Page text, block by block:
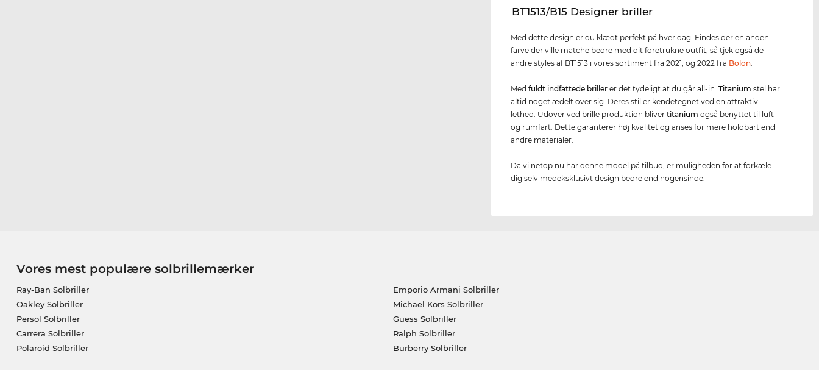
‌BT1513/B15 Designer briller
Med dette design er du klædt perfekt på hver dag. Findes der en anden
farve der ville matche bedre med dit foretrukne outfit, så tjek også de
andre styles af BT1513 i vores sortiment fra 2021, og 2022 fra Bolon
Medfuldt indfattede briller er det tydeligt at du går all-in.Titanium stel har
altid noget ædelt over sig. Deres stil er kendetegnet ved en attraktiv
lethed. Udover ved brille produktion blivertitanium også benyttet til luft-
og rumfart. Dette garanterer høj kvalitet og anses for mere holdbart end
andre materialer.
Da vi netop nu har denne model på tilbud, er muligheden for at forkæle
dig selv medeksklusivt design bedre end nogensinde.
Vores mest populære solbrillemærker
Ray-Ban Solbriller
Oakley Solbriller
Persol Solbriller
Carrera Solbriller
Polaroid Solbriller
Emporio Armani Solbriller
Michael Kors Solbriller
Guess Solbriller
Ralph Solbriller
Burberry Solbriller